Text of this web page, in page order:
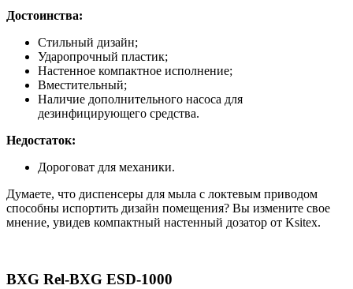
Достоинства:
Стильный дизайн;
Ударопрочный пластик;
Настенное компактное исполнение;
Вместительный;
Наличие дополнительного насоса для
дезинфицирующего средства.
Недостаток:
Дороговат для механики.
Думаете, что диспенсеры для мыла с локтевым приводом
способны испортить дизайн помещения? Вы измените свое
мнение, увидев компактный настенный дозатор от Ksitex.
BXG Rel-BXG ESD-1000